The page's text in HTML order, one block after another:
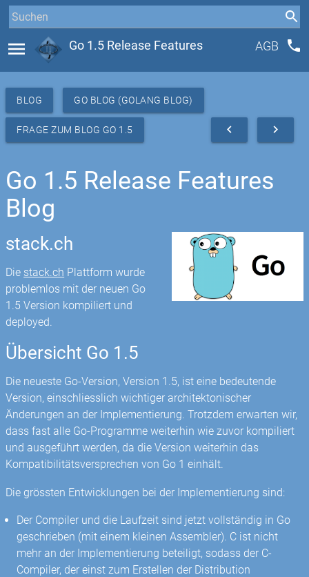
menu Go 1.5 Release Features AGB phone
BLOG GO BLOG (GOLANG BLOG)
FRAGE ZUM BLOG GO 1.5 navigate_next
navigate_before
Go 1.5 Release Features
Blog
stack.ch
Die stack.ch Plattform wurde
problemlos mit der neuen Go
1.5 Version kompiliert und
deployed.
Übersicht Go 1.5
Die neueste Go-Version, Version 1.5, ist eine bedeutende
Version, einschliesslich wichtiger architektonischer
Änderungen an der Implementierung. Trotzdem erwarten wir,
dass fast alle Go-Programme weiterhin wie zuvor kompiliert
und ausgeführt werden, da die Version weiterhin das
Kompatibilitätsversprechen von Go 1 einhält.
Die grössten Entwicklungen bei der Implementierung sind:
Der Compiler und die Laufzeit sind jetzt vollständig in Go
geschrieben (mit einem kleinen Assembler). C ist nicht
mehr an der Implementierung beteiligt, sodass der C-
Compiler, der einst zum Erstellen der Distribution